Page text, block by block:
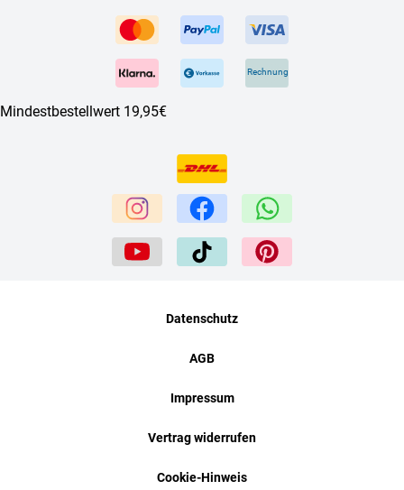
Rechnung
Mindestbestellwert 19,95€
Datenschutz
AGB
Impressum
Vertrag widerrufen
Cookie-Hinweis